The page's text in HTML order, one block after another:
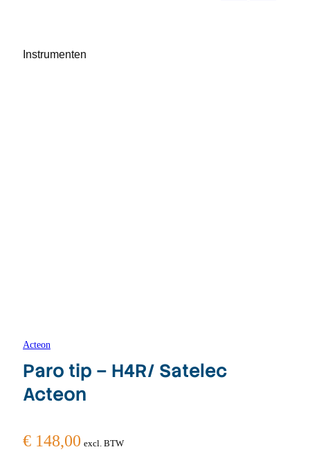
Instrumenten
Acteon
Paro tip – H4R/ Satelec
Acteon
€ 148,00 excl. BTW